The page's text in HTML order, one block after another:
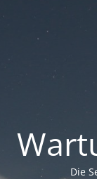
Die